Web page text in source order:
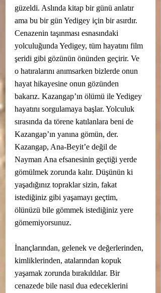
güzeldi. Aslında kitap bir günü anlatır
ama bu bir gün Yedigey için bir asırdır.
Cenazenin taşınması esnasındaki
yolculuğunda Yedigey, tüm hayatını film
şeridi gibi gözünün önünden geçirir. Ve
o hatıralarını anımsarken bizlerde onun
hayat hikayesine onun gözünden
bakarız. Kazangap’ın ölümü ile Yedigey
hayatını sorgulamaya başlar. Yolculuk
sırasında da törene katılanlara beni de
Kazangap’ın yanına gömün, der.
Kazangap, Ana-Beyit’e değil de
Nayman Ana efsanesinin geçtiği yerde
gömülmek zorunda kalır. Düşünün ki
yaşadığınız topraklar sizin, fakat
istediğiniz gibi yaşamayı geçtim,
ölünüzü bile gömmek istediğiniz yere
gömemiyorsunuz.
İnançlarından, gelenek ve değerlerinden,
kimliklerinden, atalarından kopuk
yaşamak zorunda bırakıldılar. Bir
cenazede bile nasıl dua edeceklerini